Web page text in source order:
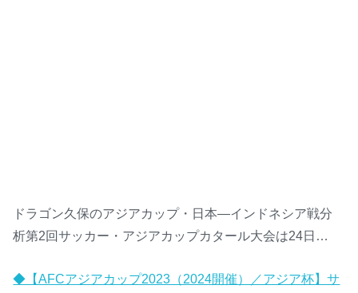
ドラゴン久保のアジアカップ・日本―インドネシア戦分
析第2回サッカー・アジアカップカタール大会は24日…
◆【AFCアジアカップ2023（2024開催）／アジア杯】サ